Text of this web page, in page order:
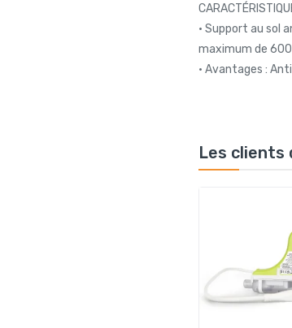
• Support au sol
maximum de 600
• Avantages :
Les clients